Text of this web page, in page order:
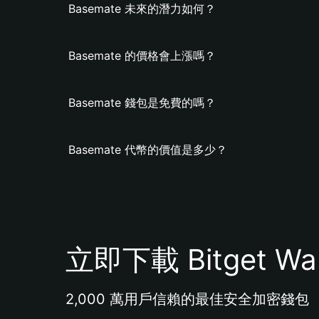
Basemate 未來的潛力如何？
Basemate 的價格會上漲嗎？
Basemate 錢包是免費的嗎？
Basemate 代幣的價值是多少？
立即下載 Bitget
2,000 萬用戶信賴的最佳安全加密錢包